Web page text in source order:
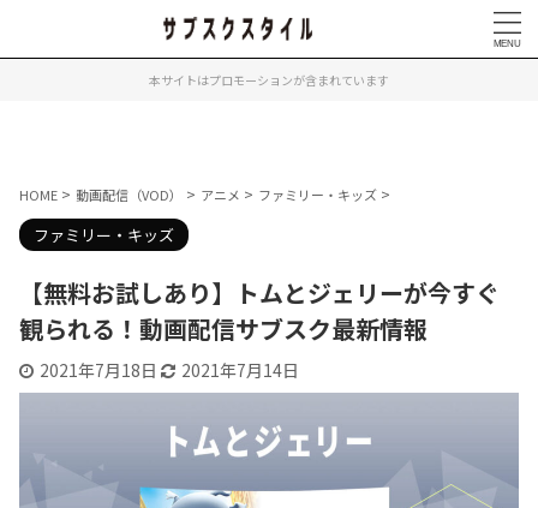
本サイトはプロモーションが含まれています
HOME > 動画配信（VOD） > アニメ > ファミリー・キッズ >
ファミリー・キッズ
【無料お試しあり】トムとジェリーが今すぐ
観られる！動画配信サブスク最新情報
2021年7月18日 2021年7月14日